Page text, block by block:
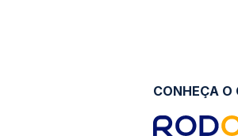
CONHEÇA O